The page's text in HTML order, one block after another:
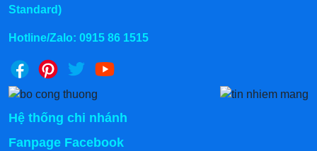
Standard)
Hotline/Zalo: 0915 86 1515
Hệ thống chi nhánh
Fanpage Facebook